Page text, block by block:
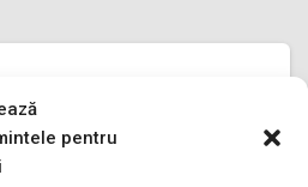
pentru
indesit ILFOV
Bine ati venit pe pagina